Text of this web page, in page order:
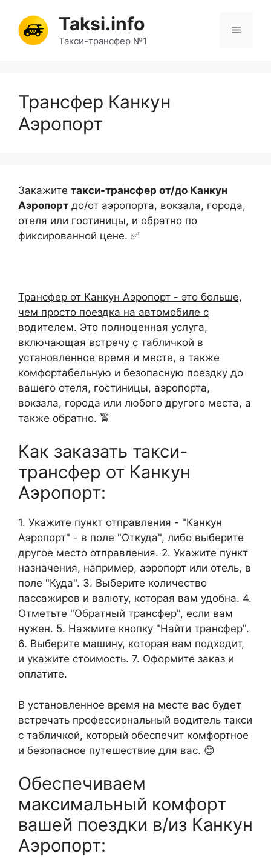
содержимому
Taksi.info
Такси-трансфер №1
Меню
Трансфер Канкун
Аэропорт
Закажите такси-трансфер от/до Канкун
Аэропорт до/от аэропорта, вокзала, города,
отеля или гостиницы, и обратно по
фиксированной цене. ✅
Трансфер от Канкун Аэропорт - это больше,
чем просто поездка на автомобиле с
водителем. Это полноценная услуга,
включающая встречу с табличкой в
установленное время и месте, а также
комфортабельную и безопасную поездку до
вашего отеля, гостиницы, аэропорта,
вокзала, города или любого другого места, а
также обратно. 🚖
Как заказать такси-
трансфер от Канкун
Аэропорт:
1. Укажите пункт отправления - "Канкун
Аэропорт" - в поле "Откуда", либо выберите
другое место отправления. 2. Укажите пункт
назначения, например, аэропорт или отель, в
поле "Куда". 3. Выберите количество
пассажиров и валюту, которая вам удобна. 4.
Отметьте "Обратный трансфер", если вам
нужен. 5. Нажмите кнопку "Найти трансфер".
6. Выберите машину, которая вам подходит,
и укажите стоимость. 7. Оформите заказ и
оплатите.
В установленное время на месте вас будет
встречать профессиональный водитель такси
с табличкой, который обеспечит комфортное
и безопасное путешествие для вас. 😊
Обеспечиваем
максимальный комфорт
вашей поездки в/из Канкун
Аэропорт: